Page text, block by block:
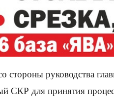
стороны руководства
СКР для принятия